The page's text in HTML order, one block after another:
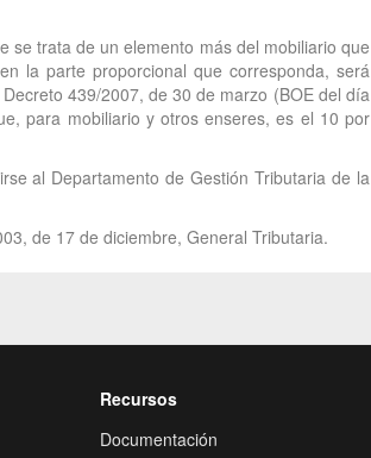
se trata de un elemento más del mobiliario que
la parte proporcional que corresponda, será
439/2007, de 30 de marzo (BOE del día
para mobiliario y otros enseres, es el 10 por
al Departamento de Gestión Tributaria de la
de 17 de diciembre, General Tributaria.
Recursos
Documentación